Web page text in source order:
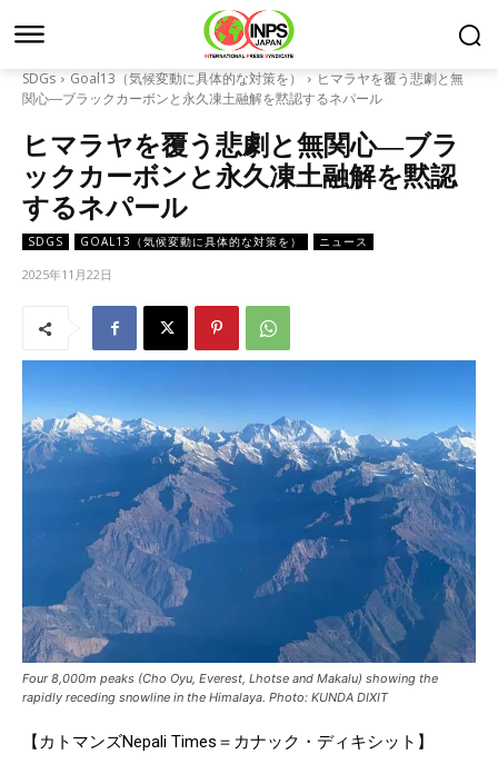
SDGs Goal13（気候変動に具体的な対策を）
ヒマラヤを覆う悲劇と無
関心―ブラックカーボンと永久凍土融解を黙認するネパール
ヒマラヤを覆う悲劇と無関心―ブラ
ックカーボンと永久凍土融解を黙認
するネパール
SDGS GOAL13（気候変動に具体的な対策を） ニュース
2025年11月22日
Four 8,000m peaks (Cho Oyu, Everest, Lhotse and Makalu) showing the
rapidly receding snowline in the Himalaya. Photo: KUNDA DIXIT
【カトマンズNepali Times＝カナック・ディキシット】